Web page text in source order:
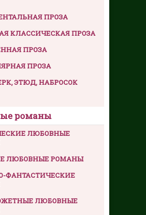
ПРОЗА
КЛАССИЧЕСКАЯ ПРОЗА
ПРОЗА
ПРОЗА
ЭТЮД, НАБРОСОК
романы
ЛЮБОВНЫЕ
ЛЮБОВНЫЕ РОМАНЫ
ФАНТАСТИЧЕСКИЕ
ЛЮБОВНЫЕ